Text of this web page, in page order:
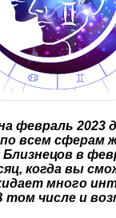
февраль 2023
всем сферам
в
когда вы
много
числе и